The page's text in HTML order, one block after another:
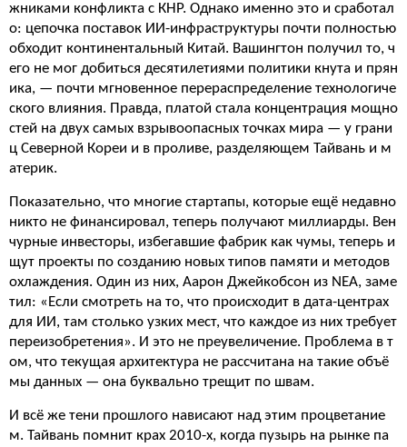
жниками конфликта с КНР. Однако именно это и сработал
о: цепочка поставок ИИ-инфраструктуры почти полностью
обходит континентальный Китай. Вашингтон получил то, ч
его не мог добиться десятилетиями политики кнута и прян
ика, — почти мгновенное перераспределение технологиче
ского влияния. Правда, платой стала концентрация мощно
стей на двух самых взрывоопасных точках мира — у грани
ц Северной Кореи и в проливе, разделяющем Тайвань и м
атерик.
Показательно, что многие стартапы, которые ещё недавно
никто не финансировал, теперь получают миллиарды. Вен
чурные инвесторы, избегавшие фабрик как чумы, теперь и
щут проекты по созданию новых типов памяти и методов
охлаждения. Один из них, Аарон Джейкобсон из NEA, заме
тил: «Если смотреть на то, что происходит в дата-центрах
для ИИ, там столько узких мест, что каждое из них требует
переизобретения». И это не преувеличение. Проблема в т
ом, что текущая архитектура не рассчитана на такие объё
мы данных — она буквально трещит по швам.
И всё же тени прошлого нависают над этим процветание
м. Тайвань помнит крах 2010-х, когда пузырь на рынке па